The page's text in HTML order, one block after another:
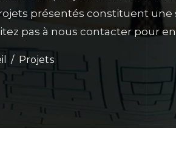
présentés constituent une
pas à nous contacter pour
/ Projets